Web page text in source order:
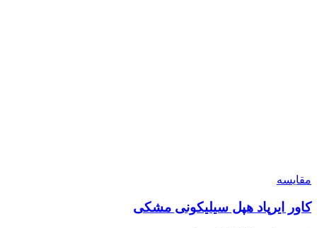
مقايسه
کاور ایرپاد هپل سیلیکونی مشکی